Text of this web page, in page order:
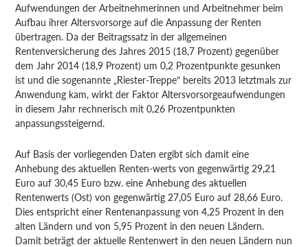
Aufwendungen der Arbeitnehmerinnen und Arbeitnehmer beim
Aufbau ihrer Altersvorsorge auf die Anpassung der Renten
übertragen. Da der Beitragssatz in der allgemeinen
Rentenversicherung des Jahres 2015 (18,7 Prozent) gegenüber
dem Jahr 2014 (18,9 Prozent) um 0,2 Prozentpunkte gesunken
ist und die sogenannte „Riester-Treppe“ bereits 2013 letztmals zur
Anwendung kam, wirkt der Faktor Altersvorsorgeaufwendungen
in diesem Jahr rechnerisch mit 0,26 Prozentpunkten
anpassungssteigernd.
Auf Basis der vorliegenden Daten ergibt sich damit eine
Anhebung des aktuellen Renten-werts von gegenwärtig 29,21
Euro auf 30,45 Euro bzw. eine Anhebung des aktuellen
Rentenwerts (Ost) von gegenwärtig 27,05 Euro auf 28,66 Euro.
Dies entspricht einer Rentenanpassung von 4,25 Prozent in den
alten Ländern und von 5,95 Prozent in den neuen Ländern.
Damit beträgt der aktuelle Rentenwert in den neuen Ländern nun